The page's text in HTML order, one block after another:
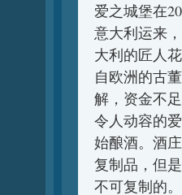
爱之城堡在
意大利运来
大利的匠人
自欧洲的古
解，资金不
令人动容的
始酿酒。酒
复制品，但
不可复制的。